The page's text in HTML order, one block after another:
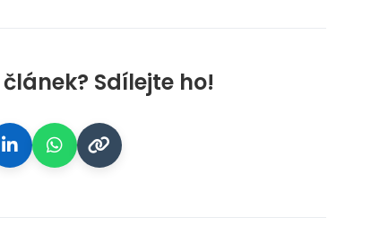
Sdílejte ho!